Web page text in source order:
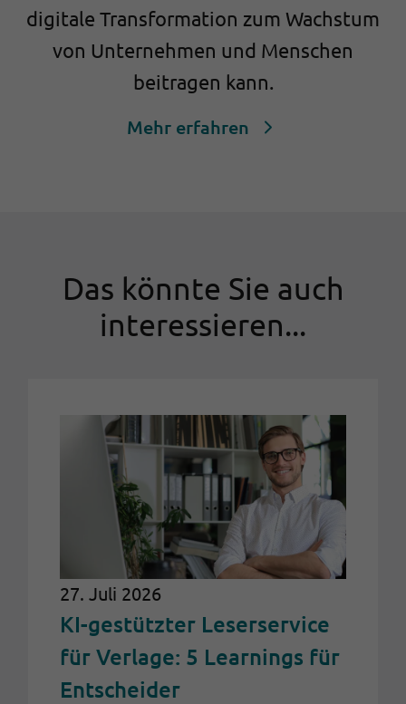
digitale Transformation zum Wachstum
von Unternehmen und Menschen
beitragen kann.
Mehr erfahren
Das könnte Sie auch
interessieren...
27. Juli 2026
KI-gestützter Leserservice
für Verlage: 5 Learnings für
Entscheider